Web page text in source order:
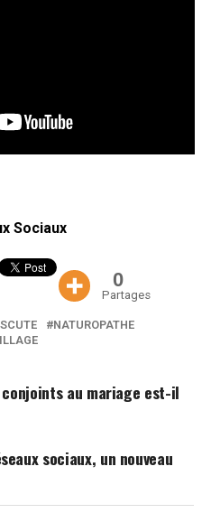
Sociaux
0
Partages
NATUROPATHE
au mariage est-il
sociaux, un nouveau